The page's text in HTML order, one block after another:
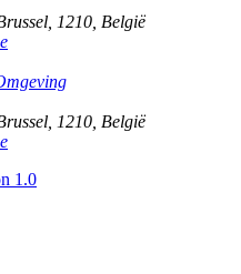
1210 België
1210 België
1.0